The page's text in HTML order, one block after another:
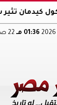
شائعات
01:36 مـ